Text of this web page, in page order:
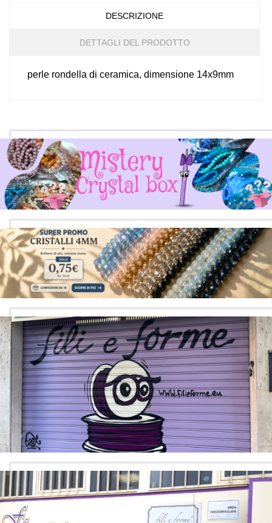
DESCRIZIONE
DETTAGLI DEL PRODOTTO
perle rondella di ceramica, dimensione 14x9mm